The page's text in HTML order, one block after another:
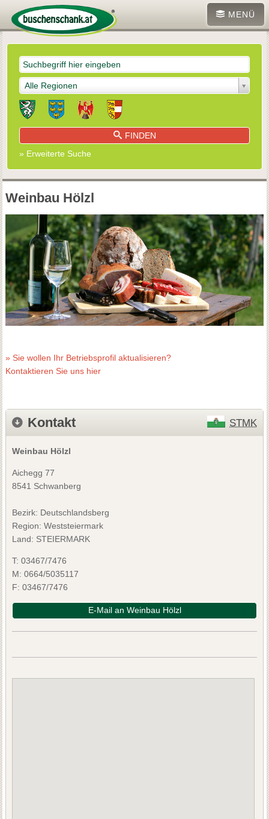
MENÜ
Alle Regionen
FINDEN
» Erweiterte Suche
Weinbau Hölzl
» Sie wollen Ihr Betriebsprofil aktualisieren?
Kontaktieren Sie uns hier
Kontakt STMK
Weinbau Hölzl
Aichegg 77
8541 Schwanberg
Bezirk: Deutschlandsberg
Region: Weststeiermark
Land: STEIERMARK
T: 03467/7476
M: 0664/5035117
F: 03467/7476
E-Mail an Weinbau Hölzl